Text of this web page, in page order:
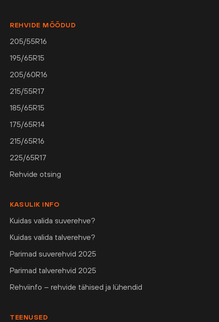
REHVIDE MÕÕDUD
205/55R16
195/65R15
205/60R16
215/55R17
185/65R15
175/65R14
215/65R16
225/65R17
Rehvide otsing
KASULIK INFO
Kuidas valida suverehve?
Kuidas valida talverehve?
Parimad suverehvid 2025
Parimad talverehvid 2025
Rehviinfo – rehvide tähised ja lühendid
TEENUSED